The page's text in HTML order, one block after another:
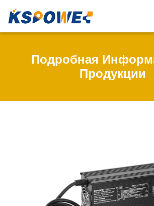
Подробная
Продукции